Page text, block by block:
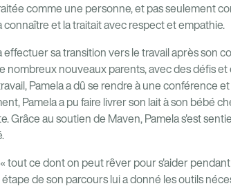
comme une personne, et pas seulement
et la traitait avec respect et empathie.
effectuer sa transition vers le travail après son
nombreux nouveaux parents, avec des défis
Pamela a dû se rendre à une conférence
Pamela a pu faire livrer son lait à son bébé
Grâce au soutien de Maven, Pamela s'est
tout ce dont on peut rêver pour s'aider
de son parcours lui a donné les outils